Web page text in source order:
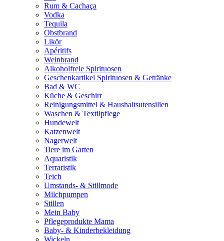
Rum & Cachaça
Vodka
Tequila
Obstbrand
Likör
Apéritifs
Weinbrand
Alkoholfreie Spirituosen
Geschenkartikel Spirituosen & Getränke
Bad & WC
Küche & Geschirr
Reinigungsmittel & Haushaltsutensilien
Waschen & Textilpflege
Hundewelt
Katzenwelt
Nagerwelt
Tiere im Garten
Aquaristik
Terraristik
Teich
Umstands- & Stillmode
Milchpumpen
Stillen
Mein Baby
Pflegeprodukte Mama
Baby- & Kinderbekleidung
Wickeln